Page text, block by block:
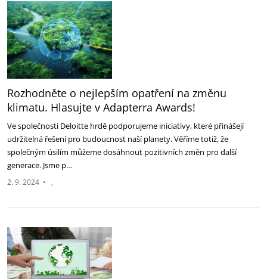
Rozhodněte o nejlepším opatření na změnu
klimatu. Hlasujte v Adapterra Awards!
Ve společnosti Deloitte hrdě podporujeme iniciativy, které přinášejí
udržitelná řešení pro budoucnost naší planety. Věříme totiž, že
společným úsilím můžeme dosáhnout pozitivních změn pro další
generace. Jsme p…
2. 9. 2024 •